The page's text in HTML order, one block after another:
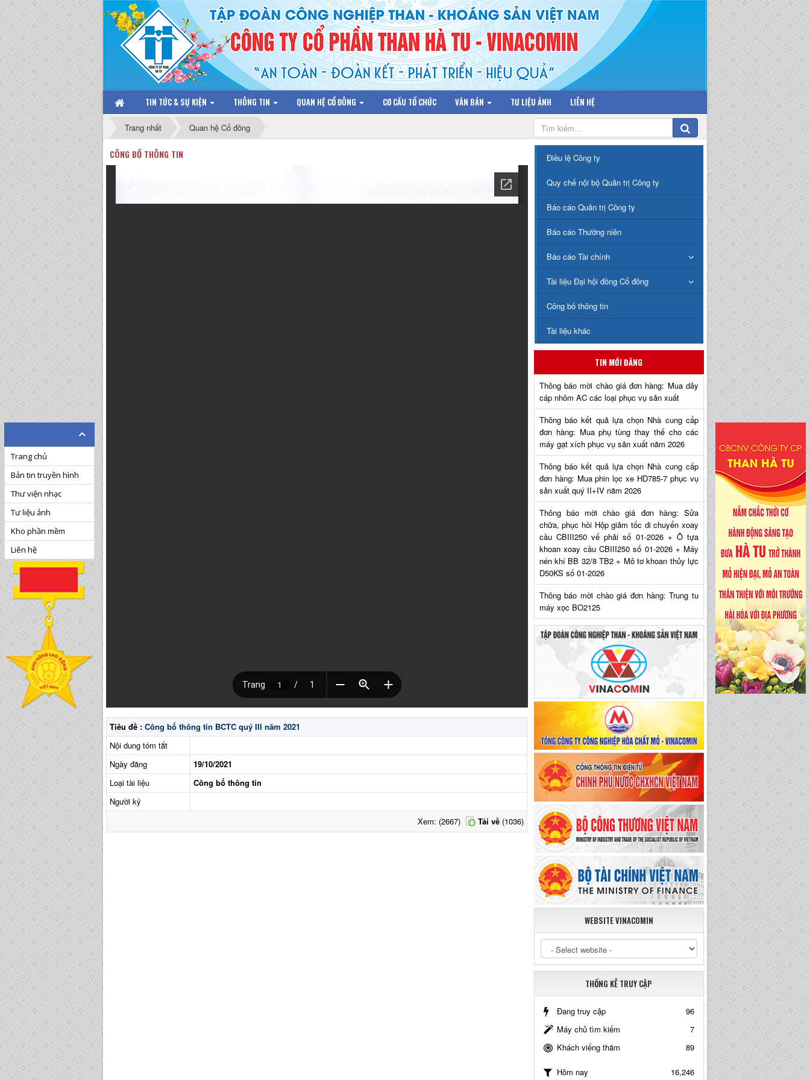
TIN TỨC & SỰ KIỆN THÔNG TIN QUAN HỆ CỔ ĐÔNG CƠ CẤU TỔ CHỨC VĂN BẢN TƯ LIỆU ẢNH LIÊN HỆ
Trang nhất Quan hệ Cổ đông
CÔNG BỐ THÔNG TIN
Tiêu đề : Công bố thông tin BCTC quý III năm 2021
Nội dung tóm tắt
Ngày đăng
19/10/2021
Loại tài liệu
Công bố thông tin
Người ký
Xem: (2667)
Tải về (1036)
Điều lệ Công ty
Quy chế nội bộ Quản trị Công ty
Báo cáo Quản trị Công ty
Báo cáo Thường niên
Báo cáo Tài chính
Tài liệu Đại hội đồng Cổ đông
Công bố thông tin
Tài liệu khác
TIN MỚI ĐĂNG
Thông báo mời chào giá đơn hàng: Mua dây
cáp nhôm AC các loại phục vụ sản xuất
Thông báo kết quả lựa chọn Nhà cung cấp
đơn hàng: Mua phụ tùng thay thế cho các
máy gạt xích phục vụ sản xuất năm 2026
Thông báo kết quả lựa chọn Nhà cung cấp
đơn hàng: Mua phin lọc xe HD785-7 phục vụ
sản xuất quý II+IV năm 2026
Thông báo mời chào giá đơn hàng: Sửa
chữa, phục hồi Hộp giảm tốc di chuyển xoay
cầu CBIII250 vế phải số 01-2026 + Ô tựa
khoan xoay cầu CBIII250 số 01-2026 + Máy
nén khí BB 32/8 TB2 + Mô tơ khoan thủy lực
D50KS số 01-2026
Thông báo mời chào giá đơn hàng: Trung tu
máy xọc BO2125
WEBSITE VINACOMIN
THỐNG KÊ TRUY CẬP
Đang truy cập
96
Máy chủ tìm kiếm
7
Khách viếng thăm
89
Hôm nay 16,246
Trang chủ
Bản tin truyền hình
Thư viện nhạc
Tư liệu ảnh
Kho phần mềm
Liên hệ